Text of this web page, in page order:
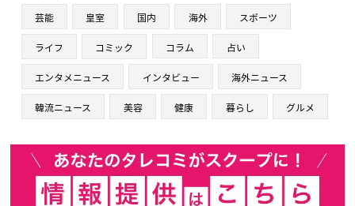
芸能 皇室 国内 海外 スポーツ
ライフ コミック コラム 占い
エンタメニュース インタビュー 海外ニュース
韓流ニュース 美容 健康 暮らし グルメ